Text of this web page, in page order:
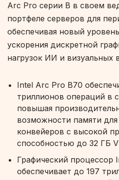
Arc Pro серии B в своем
портфеле серверов для
обеспечивая новый
ускорения дискретной
нагрузок ИИ и визуальных
Intel Arc Pro B70
триллионов операций в
повышая
возможности памяти
конвейеров с высокой
способностью до 32 ГБ
Графический процессор
обеспечивает до 197